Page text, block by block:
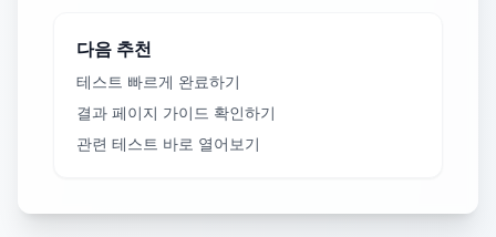
다음 추천
테스트 빠르게 완료하기
결과 페이지 가이드 확인하기
관련 테스트 바로 열어보기